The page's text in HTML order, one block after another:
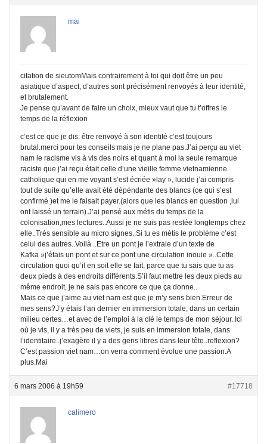
mai
citation de sieutomMais contrairement à toi qui doit être un peu
asiatique d’aspect, d’autres sont précisément renvoyés à leur identité,
et brutalement.
Je pense qu’avant de faire un choix, mieux vaut que tu t’offres le
temps de la réflexion
c’est ce que je dis: être renvoyé à son identité c’est toujours
brutal.merci pour tes conseils mais je ne plane pas.J’ai perçu au viet
nam le racisme vis à vis des noirs et quant à moi la seule remarque
raciste que j’ai reçu était celle d’une vieille femme vietnamienne
catholique qui en me voyant s’est écriée »lay », lucide j’ai compris
tout de suite qu’elle avait été dépéndante des blancs (ce qui s’est
confirmé )et me le faisait payer.(alors que les blancs en question ,lui
ont laissé un terrain).J’ai pensé aux métis du temps de la
colonisation,mes lectures..Aussi je ne suis pas restée longtemps chez
elle..Très sensible au micro signes..Si tu es métis le problème c’est
celui des autres..Voilà ..Etre un pont je l’extraie d’un texte de
Kafka »j’étais un pont et sur ce pont une circulation inouie »..Cette
circulation quoi qu’il en soit elle se fait, parce que tu sais que tu as
deux pieds à des endroits différents.S’il faut mettre les deux pieds au
même endroit, je ne sais pas encore ce que ça donne..
Mais ce que j’aime au viet nam est que je m’y sens bien.Erreur de
mes sens?J’y étais l’an dernier en immersion totale, dans un certain
milieu certes…et avec de l’emploi à la clé le temps de mon séjour..Ici
où je vis, il y a très peu de viets, je suis en immersion totale, dans
l’identitaire..j’exagère il y a des gens libres dans leur tête..reflexion?
C’est passion viet nam…on verra comment évolue une passion.A
plus.Mai
6 mars 2006 à 19h59 #17718
calimero